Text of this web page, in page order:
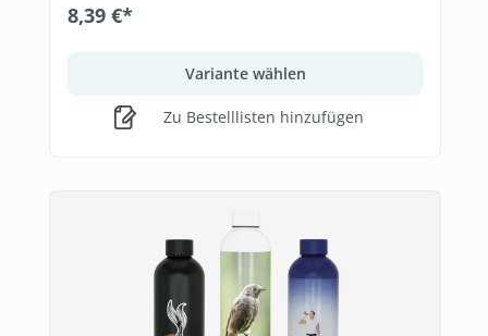
8,39 €*
Variante wählen
Zu Bestelllisten hinzufügen